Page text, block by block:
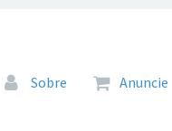
Pular para o conteúdo
Sobre Anuncie